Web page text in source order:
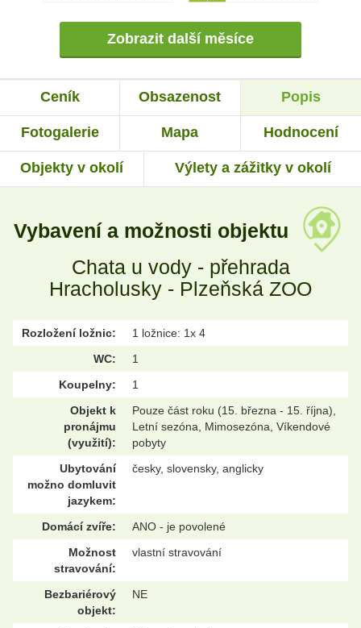
Zobrazit další měsíce
Ceník Obsazenost Popis
Fotogalerie Mapa Hodnocení
Objekty v okolí Výlety a zážitky v okolí
Vybavení a možnosti objektu
Chata u vody - přehrada
Hracholusky - Plzeňská ZOO
Rozložení ložnic:
1 ložnice: 1x 4
WC:
1
Koupelny:
1
Objekt k
pronájmu
(využití):
Pouze část roku (15. března - 15. října),
Letní sezóna, Mimosezóna, Víkendové
pobyty
Ubytování
možno domluvit
jazykem:
česky, slovensky, anglicky
Domácí zvíře:
ANO - je povolené
Možnost
stravování:
vlastní stravování
Bezbariérový
objekt:
NE